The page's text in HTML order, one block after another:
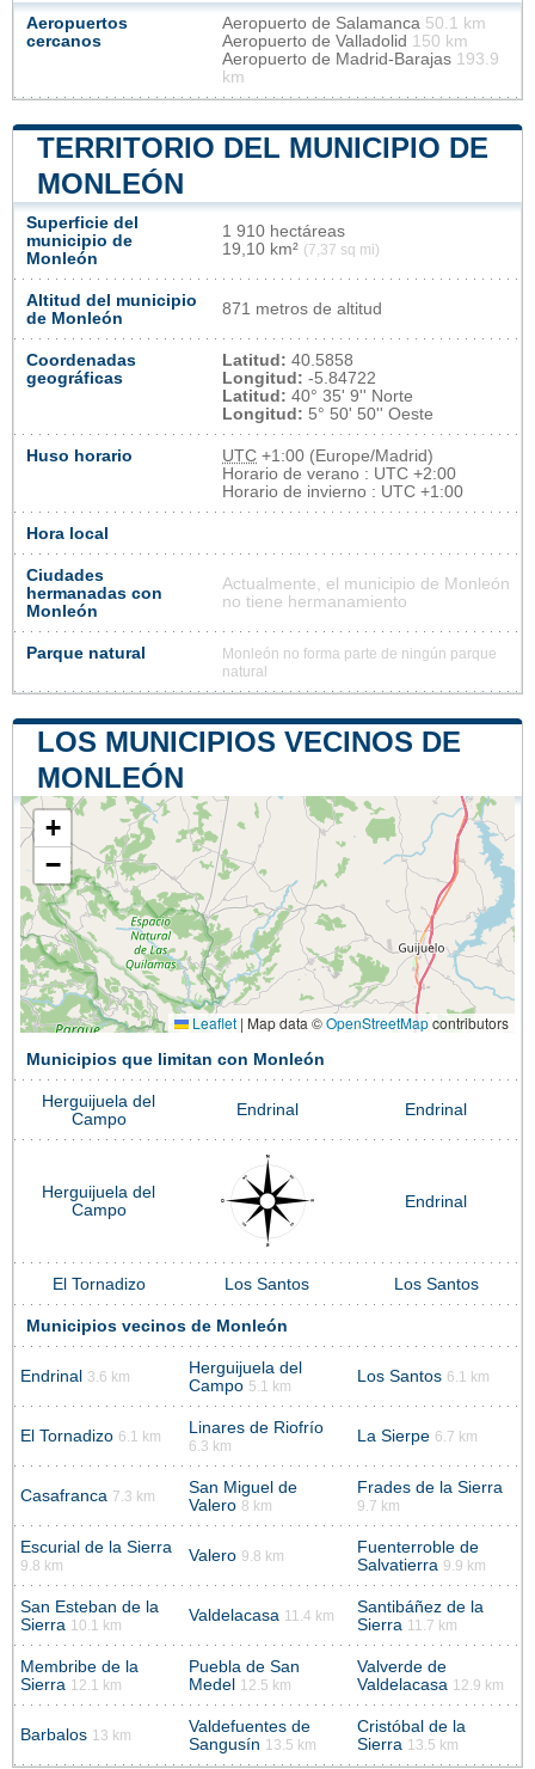
Aeropuertos
cercanos
Aeropuerto de Salamanca 50.1 km
Aeropuerto de Valladolid 150 km
Aeropuerto de Madrid-Barajas 193.9
km
TERRITORIO DEL MUNICIPIO DE
MONLEÓN
Superficie del
municipio de
Monleón
1 910 hectáreas
19,10 km² (7,37 sq mi)
Altitud del municipio
de Monleón
871 metros de altitud
Coordenadas
geográficas
Latitud: 40.5858
Longitud: -5.84722
Latitud: 40° 35' 9'' Norte
Longitud: 5° 50' 50'' Oeste
Huso horario UTC +1:00 (Europe/Madrid)
Horario de verano : UTC +2:00
Horario de invierno : UTC +1:00
Hora local
Ciudades
hermanadas con
Monleón
Actualmente, el municipio de Monleón
no tiene hermanamiento
Parque natural
Monleón no forma parte de ningún parque
natural
LOS MUNICIPIOS VECINOS DE
MONLEÓN
+
−
Leaflet | Map data ©OpenStreetMapcontributors
Municipios que limitan con Monleón
Herguijuela del
Campo
Endrinal Endrinal
Herguijuela del
Campo
Endrinal
El Tornadizo Los Santos Los Santos
Municipios vecinos de Monleón
Endrinal 3.6 km
Herguijuela del
Campo 5.1 km
Los Santos 6.1 km
El Tornadizo 6.1 km Linares de Riofrío
6.3 km
La Sierpe 6.7 km
Casafranca 7.3 km
San Miguel de
Valero 8 km
Frades de la Sierra
9.7 km
Escurial de la Sierra
9.8 km
Valero 9.8 km
Fuenterroble de
Salvatierra 9.9 km
San Esteban de la
Sierra 10.1 km
Valdelacasa 11.4 km
Santibáñez de la
Sierra 11.7 km
Membribe de la
Sierra 12.1 km
Puebla de San
Medel 12.5 km
Valverde de
Valdelacasa 12.9 km
Barbalos 13 km
Valdefuentes de
Sangusín 13.5 km
Cristóbal de la
Sierra 13.5 km